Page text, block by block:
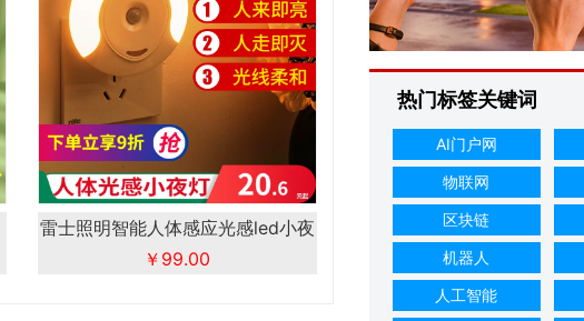
雷士照明智能人体感应光感led小夜
灯
￥99.00
热门标签关键词
AI门户网
物联网
区块链
机器人
人工智能